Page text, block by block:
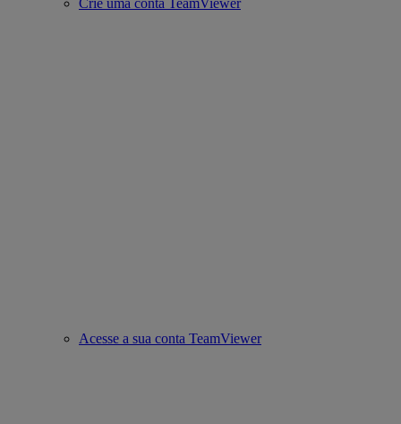
Crie uma conta TeamViewer
Acesse a sua conta TeamViewer